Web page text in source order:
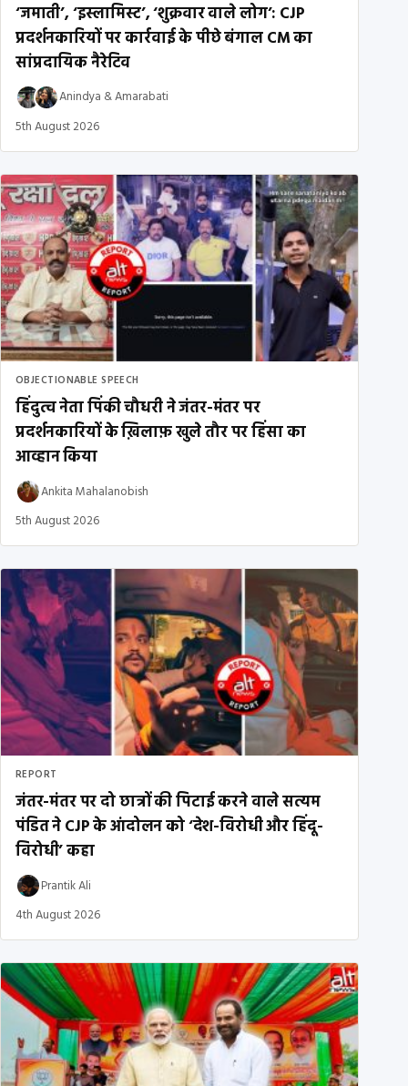
‘जमाती’, ‘इस्लामिस्ट’, ‘शुक्रवार वाले लोग’: CJP
प्रदर्शनकारियों पर कार्रवाई के पीछे बंगाल CM का
सांप्रदायिक नैरेटिव
Anindya &Amarabati
5th August 2026
OBJECTIONABLE SPEECH
हिंदुत्व नेता पिंकी चौधरी ने जंतर-मंतर पर
प्रदर्शनकारियों के ख़िलाफ़ खुले तौर पर हिंसा का
आव्हान किया
Ankita Mahalanobish
5th August 2026
REPORT
जंतर-मंतर पर दो छात्रों की पिटाई करने वाले सत्यम
पंडित ने CJP के आंदोलन को ‘देश-विरोधी और हिंदू-
विरोधी’ कहा
Prantik Ali
4th August 2026